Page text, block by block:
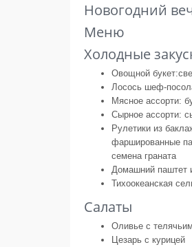
Новогодний
Меню
Холодные
Овощной
Лосось шеф-
Мясное ассорти:
Сырное ассорти:
Рулетики из
фаршированные
семена граната
Домашний паштет
Тихоокеанская
Салаты
Оливье с
Цезарь с курицей